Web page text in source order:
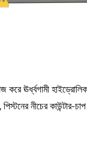
ঊর্ধ্বগামী
নীচের কাউন্টার-চাপ